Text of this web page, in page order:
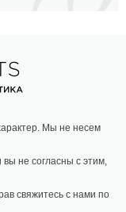
Мы не несем
не согласны с этим,
свяжитесь с нами по